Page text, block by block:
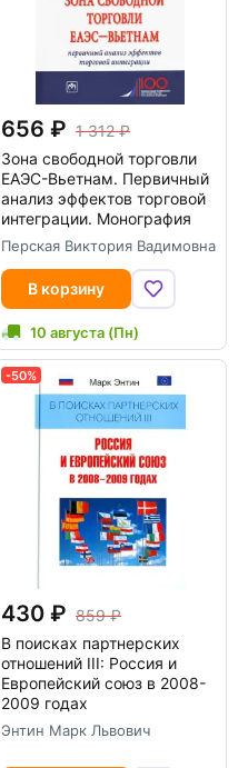
656
1 312
Зона свободной торговли
ЕАЭС-Вьетнам. Первичный
анализ эффектов торговой
интеграции. Монография
Перская Виктория Вадимовна
В корзину
10 августа (Пн)
-50%
430
859
В поисках партнерских
отношений III: Россия и
Европейский союз в 2008-
2009 годах
Энтин Марк Львович